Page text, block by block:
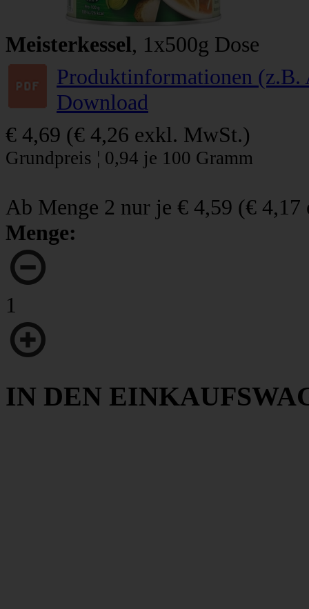
Meisterkessel, 1x500g Dose
Produktinformationen
Download
€ 4,69 (€ 4,26 exkl. MwSt.)
Grundpreis ¦ 0,94 je 100 Gramm
Ab Menge 2 nur je € 4,59 (€ 4,17
Menge:
1
IN DEN